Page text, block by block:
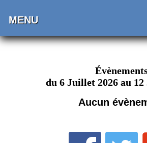
MENU
du 6 Juillet 2026 au
Aucun